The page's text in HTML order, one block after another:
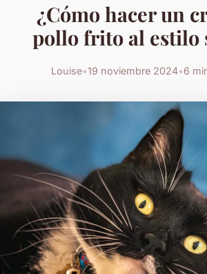
¿Cómo hacer un
pollo frito al estilo
Louise•19 noviembre 2024•6